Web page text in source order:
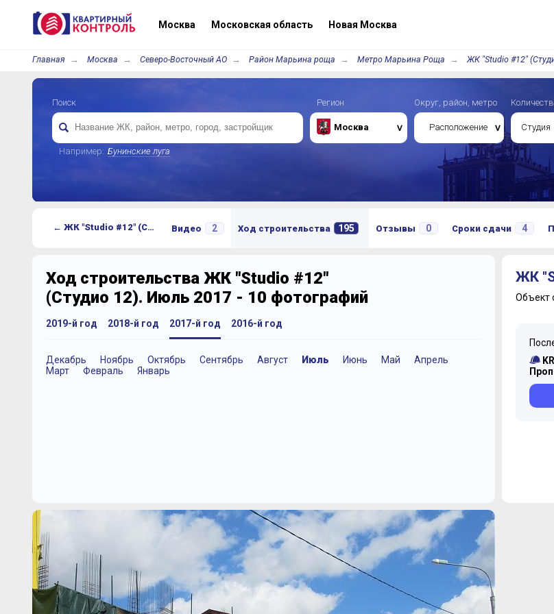
Москва Московская область Новая Москва
Главная Москва Северо-Восточный АО Район Марьина роща Метро Марьина Роща ЖК "Studio #12"
Поиск
Например: Бунинские луга
Регион
Москва
Округ, район, метро
Расположение Студия
← ЖК "Studio #12" (Студио 12) Видео 2 Ход строительства 195 Отзывы 0 Сроки сдачи 4
Ход строительства ЖК "Studio #12"
(Студио 12). Июль 2017 - 10 фотографий
2019-й год
Июль
2018-й год 2017-й год
Декабрь Ноябрь Октябрь Сентябрь Август Июль Июнь Май
Апрель
Март
Февраль Январь
2016-й год
ЖК
Объект